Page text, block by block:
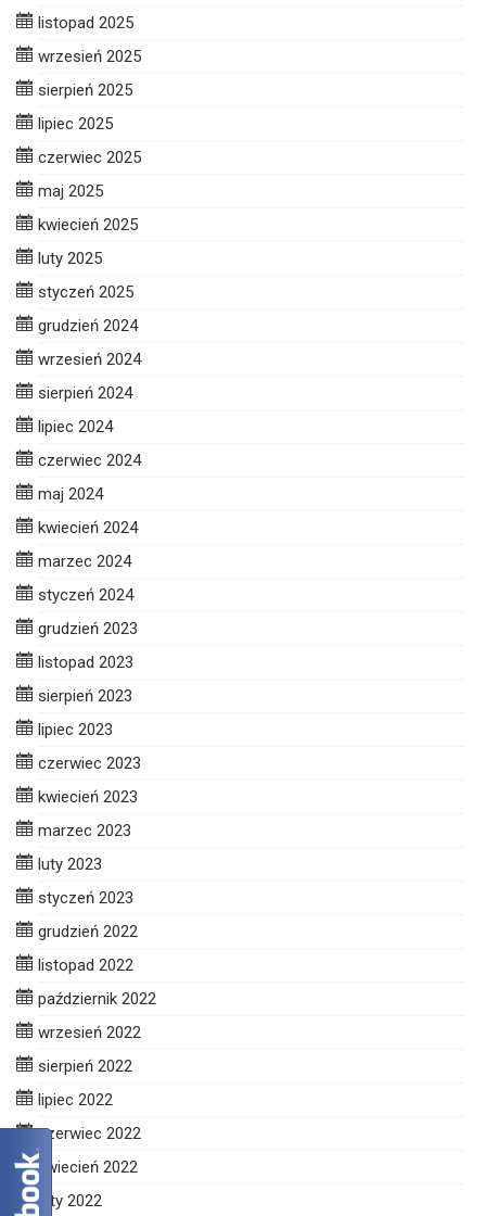
listopad 2025
wrzesień 2025
sierpień 2025
lipiec 2025
czerwiec 2025
maj 2025
kwiecień 2025
luty 2025
styczeń 2025
grudzień 2024
wrzesień 2024
sierpień 2024
lipiec 2024
czerwiec 2024
maj 2024
kwiecień 2024
marzec 2024
styczeń 2024
grudzień 2023
listopad 2023
sierpień 2023
lipiec 2023
czerwiec 2023
kwiecień 2023
marzec 2023
luty 2023
styczeń 2023
grudzień 2022
listopad 2022
październik 2022
wrzesień 2022
sierpień 2022
lipiec 2022
czerwiec 2022
kwiecień 2022
luty 2022